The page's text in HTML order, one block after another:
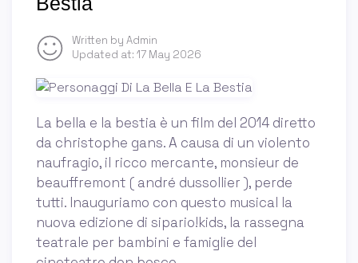
Written by Admin
Updated at: 17 May 2026
La bella e la bestia è un film del 2014 diretto
da christophe gans. A causa di un violento
naufragio, il ricco mercante, monsieur de
beauffremont ( andré dussollier ), perde
tutti. Inauguriamo con questo musical la
nuova edizione di sipario!kids, la rassegna
teatrale per bambini e famiglie del